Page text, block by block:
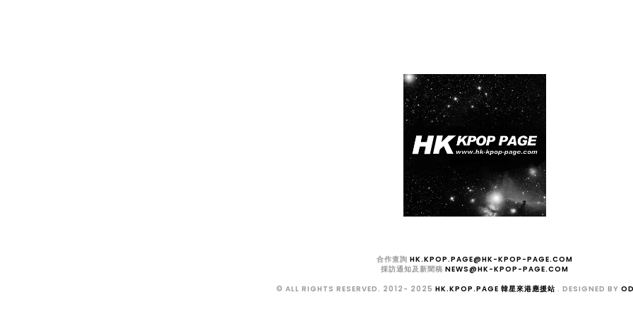
合作查詢 HK.KPOP.PAGE@HK-KPOP-PAGE.COM
採訪通知及新聞稿 NEWS@HK-KPOP-PAGE.COM
© ALL RIGHTS RESERVED. 2012- 2025 HK.KPOP.PAGE 韓星來港應援站 . DESIGNED BY